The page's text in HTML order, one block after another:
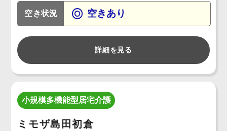
空き状況 空きあり
詳細を見る
小規模多機能型居宅介護
ミモザ島田初倉